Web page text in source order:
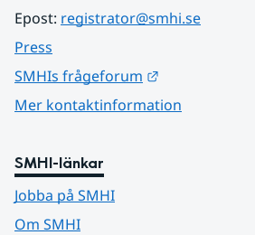
Epost: registrator@smhi.se
Press
SMHIs frågeforum
Mer kontaktinformation
SMHI-länkar
Jobba på SMHI
Om SMHI